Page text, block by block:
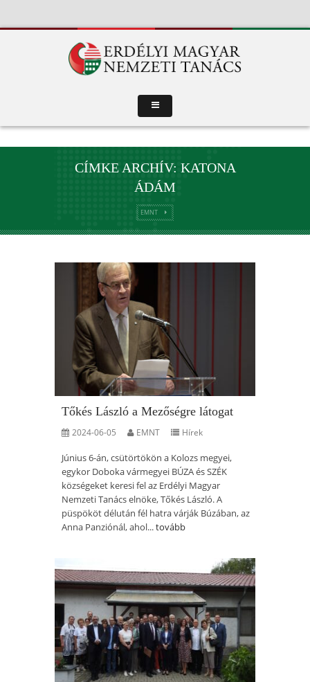
CÍMKE ARCHÍV: KATONA
ÁDÁM
EMNT
Tőkés László a Mezőségre látogat
2024-06-05 EMNT Hírek
Június 6-án, csütörtökön a Kolozs megyei,
egykor Doboka vármegyei BÚZA és SZÉK
községeket keresi fel az Erdélyi Magyar
Nemzeti Tanács elnöke, Tőkés László. A
püspököt délután fél hatra várják Búzában, az
Anna Panziónál, ahol...tovább